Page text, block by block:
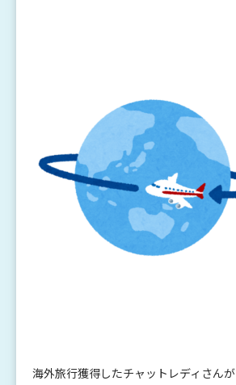
海外旅行獲得したチャットレディさんが